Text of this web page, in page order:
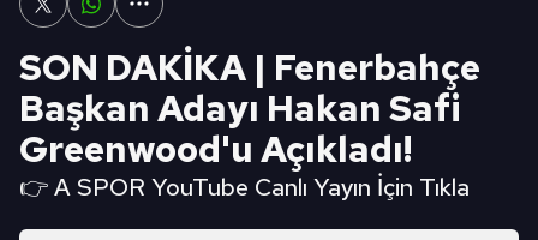
SON DAKİKA | Fenerbahçe
Başkan Adayı Hakan Safi
Greenwood'u Açıkladı!
👉 A SPOR YouTube Canlı Yayın İçin Tıkla